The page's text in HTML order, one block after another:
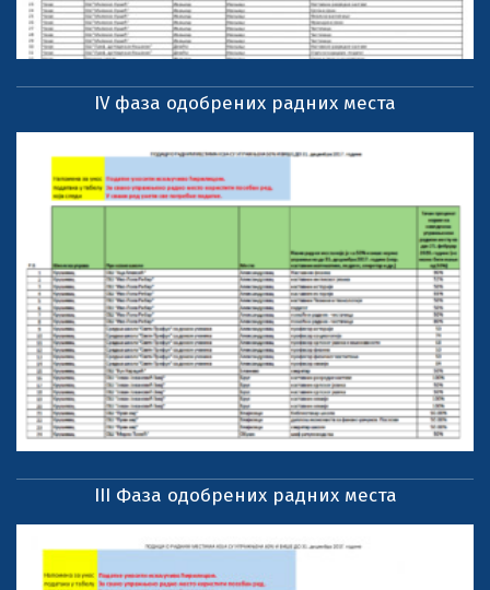
IV фаза одобрених радних места
III Фаза одобрених радних места